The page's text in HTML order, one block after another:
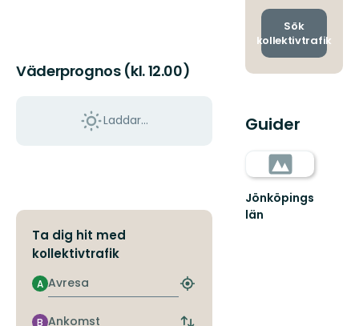
Väderprognos (kl. 12.00)
Laddar...
Ta dig hit med
kollektivtrafik
Avresa
A
Hitta
hållplats
Ankomst
B
och
Sök
kollektivtrafik
Guider
Jönköpings
län